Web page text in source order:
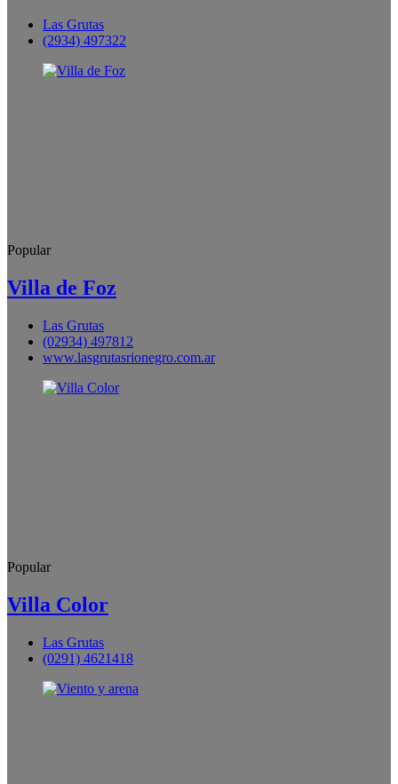
Las Grutas
(2934) 497322
Popular
Villa de Foz
Las Grutas
(02934) 497812
www.lasgrutasrionegro.com.ar
Popular
Villa Color
Las Grutas
(0291) 4621418